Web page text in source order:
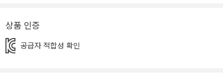
콜리의 몸속으로 모험을 떠난다. 내 맘대로 살고 싶은 개구리 곽이는
또 무엇에 잡아먹힐까? 곽이의 유쾌하고 스릴 넘치는 모험은 계속될
상품 인증
공급자 적합성 확인